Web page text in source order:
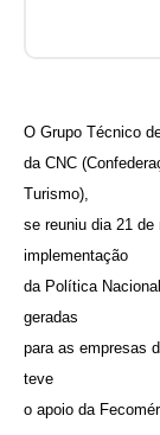
O Grupo Técnico
da CNC
Turismo),
se reuniu dia 21
implementação
da Política
geradas
para as empresas
teve
o apoio da